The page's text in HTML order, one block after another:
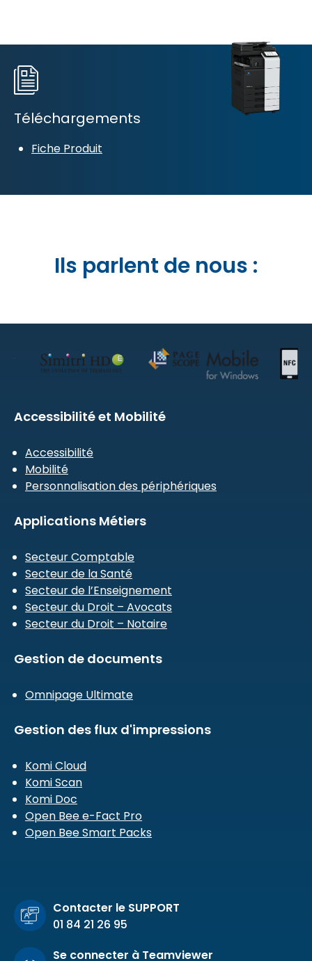
Téléchargements
Fiche Produit
Ils parlent de nous :
Accessibilité et Mobilité
Accessibilité
Mobilité
Personnalisation des périphériques
Applications Métiers
Secteur Comptable
Secteur de la Santé
Secteur de l’Enseignement
Secteur du Droit – Avocats
Secteur du Droit – Notaire
Gestion de documents
Omnipage Ultimate
Gestion des flux d'impressions
Komi Cloud
Komi Scan
Komi Doc
Open Bee e-Fact Pro
Open Bee Smart Packs
Contacter le SUPPORT
01 84 21 26 95
Se connecter à Teamviewer